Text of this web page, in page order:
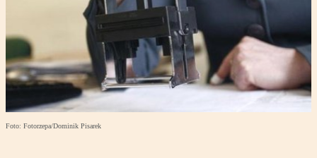
Foto: Fotorzepa/Dominik Pisarek